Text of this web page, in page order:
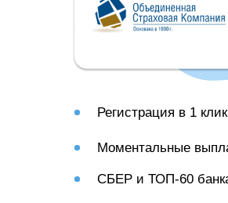
Регистрация в 1 клик
Моментальные
СБЕР и ТОП-60